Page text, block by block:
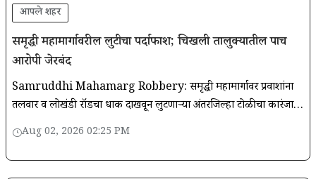
आपले शहर
समृद्धी महामार्गावरील लुटीचा पर्दाफाश; चिखली तालुक्यातील पाच
आरोपी जेरबंद
Samruddhi Mahamarg Robbery: समृद्धी महामार्गावर प्रवाशांना
तलवार व लोखंडी रॉडचा धाक दाखवून लुटणाऱ्या अंतरजिल्हा टोळीचा कारंजा
शहर पोलिसांनी स्थानिक गुन्हे शाखा, वाशिम यांच्या संयुक्त कारवाईत पर्दाफाश
Aug 02, 2026 02:25 PM